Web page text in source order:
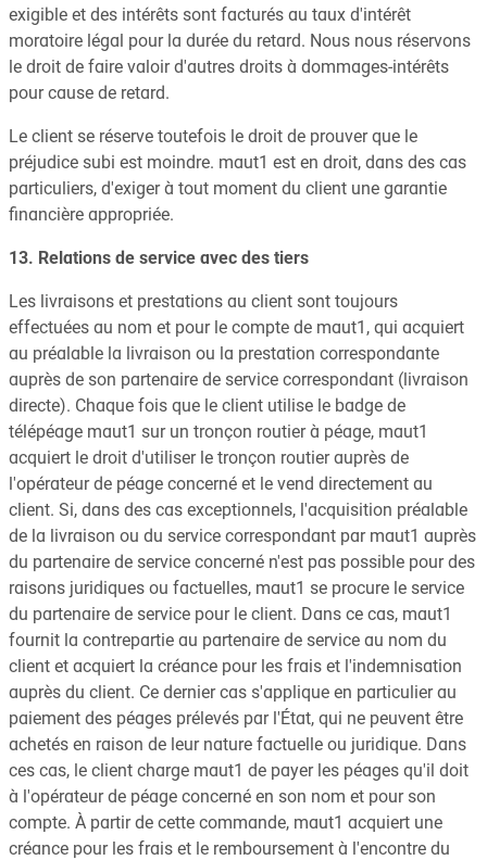
exigible et des intérêts sont facturés au taux d'intérêt
moratoire légal pour la durée du retard. Nous nous réservons
le droit de faire valoir d'autres droits à dommages-intérêts
pour cause de retard.
Le client se réserve toutefois le droit de prouver que le
préjudice subi est moindre. maut1 est en droit, dans des cas
particuliers, d'exiger à tout moment du client une garantie
financière appropriée.
13. Relations de service avec des tiers
Les livraisons et prestations au client sont toujours
effectuées au nom et pour le compte de maut1, qui acquiert
au préalable la livraison ou la prestation correspondante
auprès de son partenaire de service correspondant (livraison
directe). Chaque fois que le client utilise le badge de
télépéage maut1 sur un tronçon routier à péage, maut1
acquiert le droit d'utiliser le tronçon routier auprès de
l'opérateur de péage concerné et le vend directement au
client. Si, dans des cas exceptionnels, l'acquisition préalable
de la livraison ou du service correspondant par maut1 auprès
du partenaire de service concerné n'est pas possible pour des
raisons juridiques ou factuelles, maut1 se procure le service
du partenaire de service pour le client. Dans ce cas, maut1
fournit la contrepartie au partenaire de service au nom du
client et acquiert la créance pour les frais et l'indemnisation
auprès du client. Ce dernier cas s'applique en particulier au
paiement des péages prélevés par l'État, qui ne peuvent être
achetés en raison de leur nature factuelle ou juridique. Dans
ces cas, le client charge maut1 de payer les péages qu'il doit
à l'opérateur de péage concerné en son nom et pour son
compte. À partir de cette commande, maut1 acquiert une
créance pour les frais et le remboursement à l'encontre du